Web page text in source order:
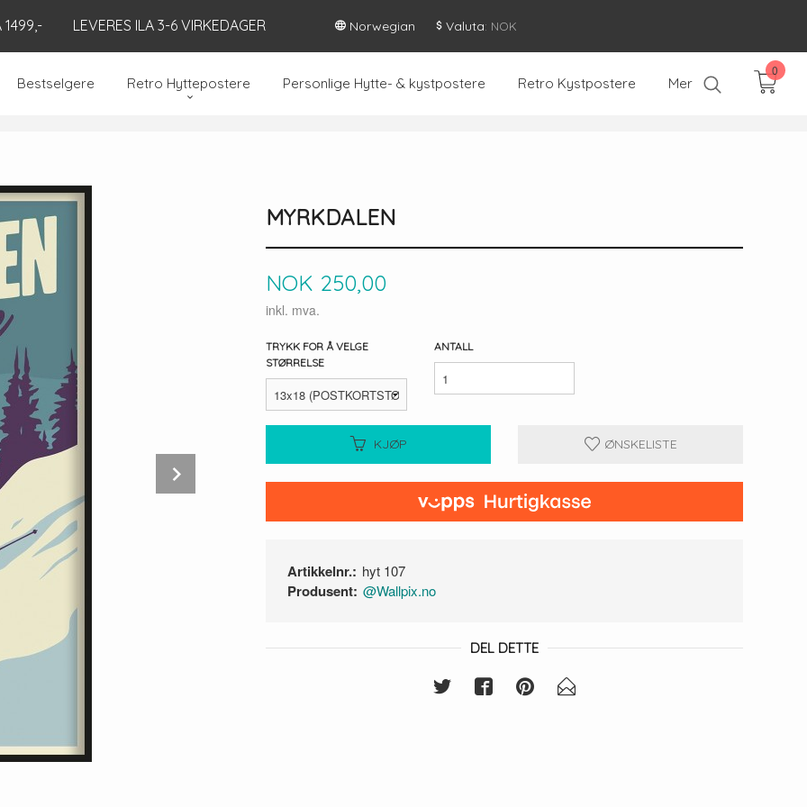
1499,- LEVERES ILA 3-6 VIRKEDAGER Norwegian Valuta: NOK
Bestselgere Retro Hyttepostere Personlige Hytte- & kystpostere Retro Kystpostere Mer
0
MYRKDALEN
Pris
NOK 250,00
inkl. mva.
TRYKK FOR Å VELGE
STØRRELSE
ANTALL
KJØP ØNSKELISTE
Artikkelnr.: hyt 107
Produsent: @Wallpix.no
DEL DETTE